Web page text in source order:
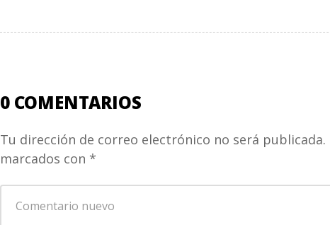
0 COMENTARIOS
Tu dirección de correo electrónico no será publicada.
marcados con *
comentario*